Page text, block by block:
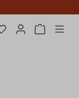
Du hast 0 Produkte